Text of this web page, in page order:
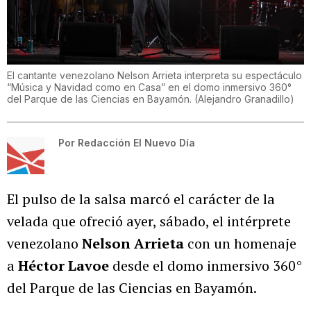
El cantante venezolano Nelson Arrieta interpreta su espectáculo
“Música y Navidad como en Casa” en el domo inmersivo 360°
del Parque de las Ciencias en Bayamón. (Alejandro Granadillo)
Por Redacción El Nuevo Día
El pulso de la salsa marcó el carácter de la
velada que ofreció ayer, sábado, el intérprete
venezolano Nelson Arrieta con un homenaje
aHéctor Lavoe desde el domo inmersivo 360°
del Parque de las Ciencias en Bayamón.